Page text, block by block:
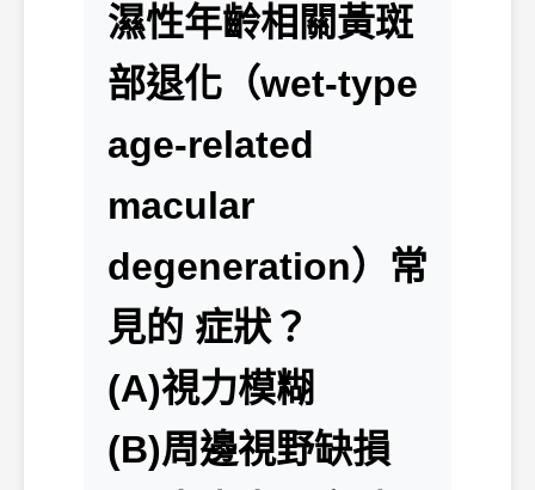
濕性年齡相關黃斑
部退化（wet-type
age-related
macular
degeneration）常
見的 症狀？
(A)視力模糊
(B)周邊視野缺損